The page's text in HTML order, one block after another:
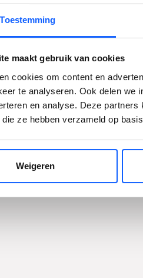
Toestemming
maakt gebruik van cookies
cookies om content en
te analyseren. Ook delen we
en analyse. Deze
ze hebben verzameld op
Weigeren